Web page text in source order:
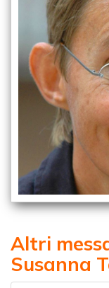
Altri
Susanna